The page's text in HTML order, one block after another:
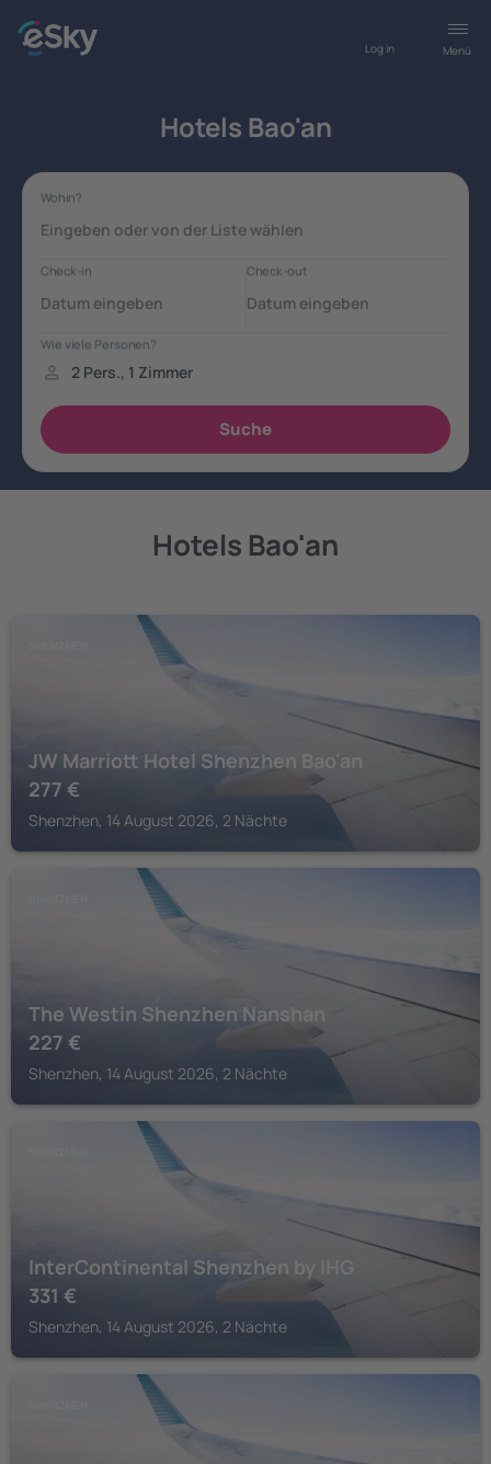
Menü
Log in
Hotels Bao'an
Hotels Bao'an
JW Marriott Hotel Shenzhen Bao'an
277 €
Shenzhen, 14 August 2026, 2 Nächte
The Westin Shenzhen Nanshan
227 €
Shenzhen, 14 August 2026, 2 Nächte
InterContinental Shenzhen by IHG
331 €
Shenzhen, 14 August 2026, 2 Nächte